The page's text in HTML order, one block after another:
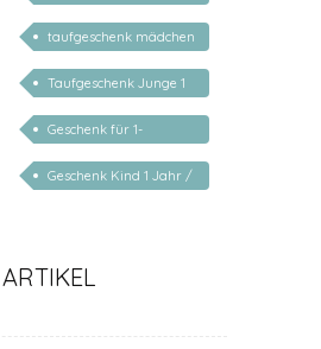
Babygeschenk Junge
taufgeschenk mädchen
1 jahr
Taufgeschenk Junge 1
Jahr
Geschenk für 1-
jährige/2-jährige/3-
jährige
Geschenk Kind 1 Jahr /